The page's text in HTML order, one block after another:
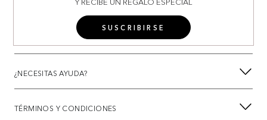
SUSCRIBIRSE
¿NECESITAS AYUDA?
TÉRMINOS Y CONDICIONES